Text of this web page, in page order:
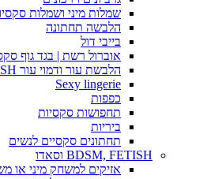
שמלות מיני ושמלות
הלבשה תחתונה
בייבי דול
אוברול רשת | בגד גוף
הלבשת עור ודמוי עור FETISH
Sexy lingerie
כפפות
תחפושות סקסיות
ביריות
תחתונים סקסיים לנשים
BDSM, FETISH וסאדו
אזיקים למשחק מיני או